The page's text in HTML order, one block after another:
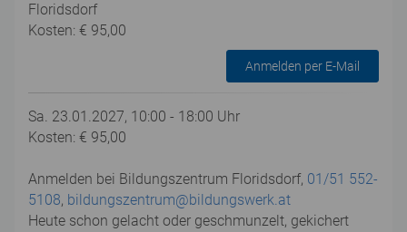
Floridsdorf
Kosten: € 95,00
Anmelden per E-Mail
Sa. 23.01.2027, 10:00 - 18:00 Uhr
Kosten: € 95,00
Anmelden bei Bildungszentrum Floridsdorf, 01/51 552-
5108, bildungszentrum@bildungswerk.at
Heute schon gelacht oder geschmunzelt, gekichert